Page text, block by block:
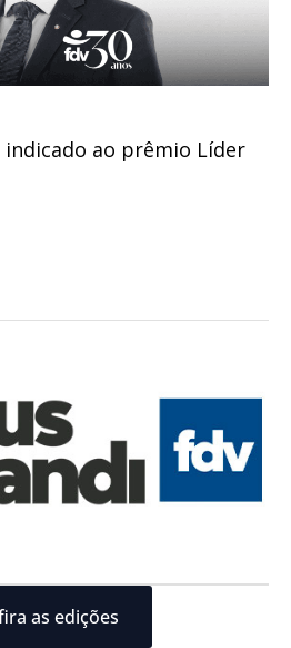
indicado ao prêmio Líder
as edições